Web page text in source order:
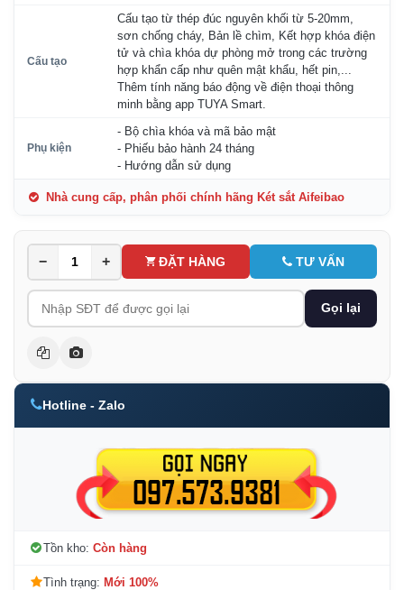
Cấu tạo
Cấu tạo từ thép đúc nguyên khối từ 5-20mm,
sơn chống cháy, Bản lề chìm, Kết hợp khóa điện
tử và chìa khóa dự phòng mở trong các trường
hợp khẩn cấp như quên mật khẩu, hết pin,...
Thêm tính năng báo động về điện thoại thông
minh bằng app TUYA Smart.
Phụ kiện
- Bộ chìa khóa và mã bảo mật
- Phiếu bảo hành 24 tháng
- Hướng dẫn sử dụng
Nhà cung cấp, phân phối chính hãng Két sắt Aifeibao
− + ĐẶT HÀNG TƯ VẤN
Gọi lại
Hotline - Zalo
Tồn kho: Còn hàng
Tình trạng: Mới 100%